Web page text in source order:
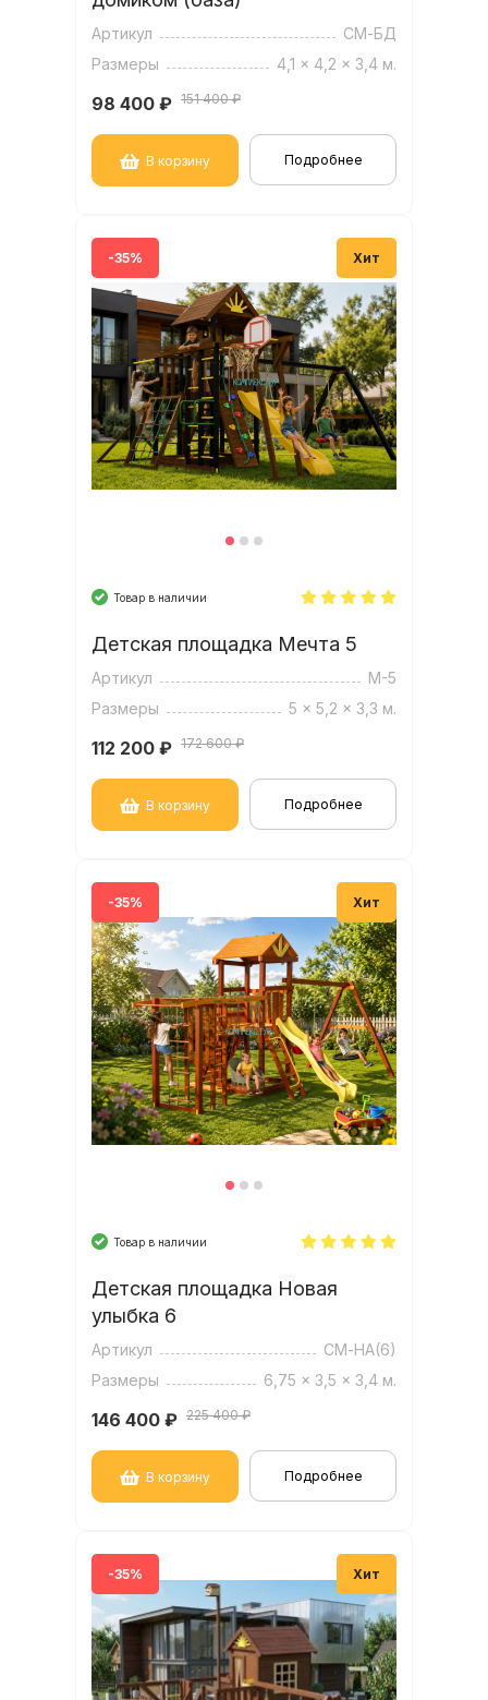
Артикул
СМ-БД
Размеры
4,1 x 4,2 x 3,4 м.
98 400 ₽ 151 400 ₽
В корзину Подробнее
-35% Хит
Товар в наличии
Детская площадка Мечта 5
Артикул
М-5
Размеры
5 x 5,2 x 3,3 м.
112 200 ₽ 172 600 ₽
В корзину Подробнее
-35% Хит
Товар в наличии
Детская площадка Новая
улыбка 6
Артикул
СМ-НА(6)
Размеры
6,75 x 3,5 x 3,4 м.
146 400 ₽ 225 400 ₽
В корзину Подробнее
-35% Хит